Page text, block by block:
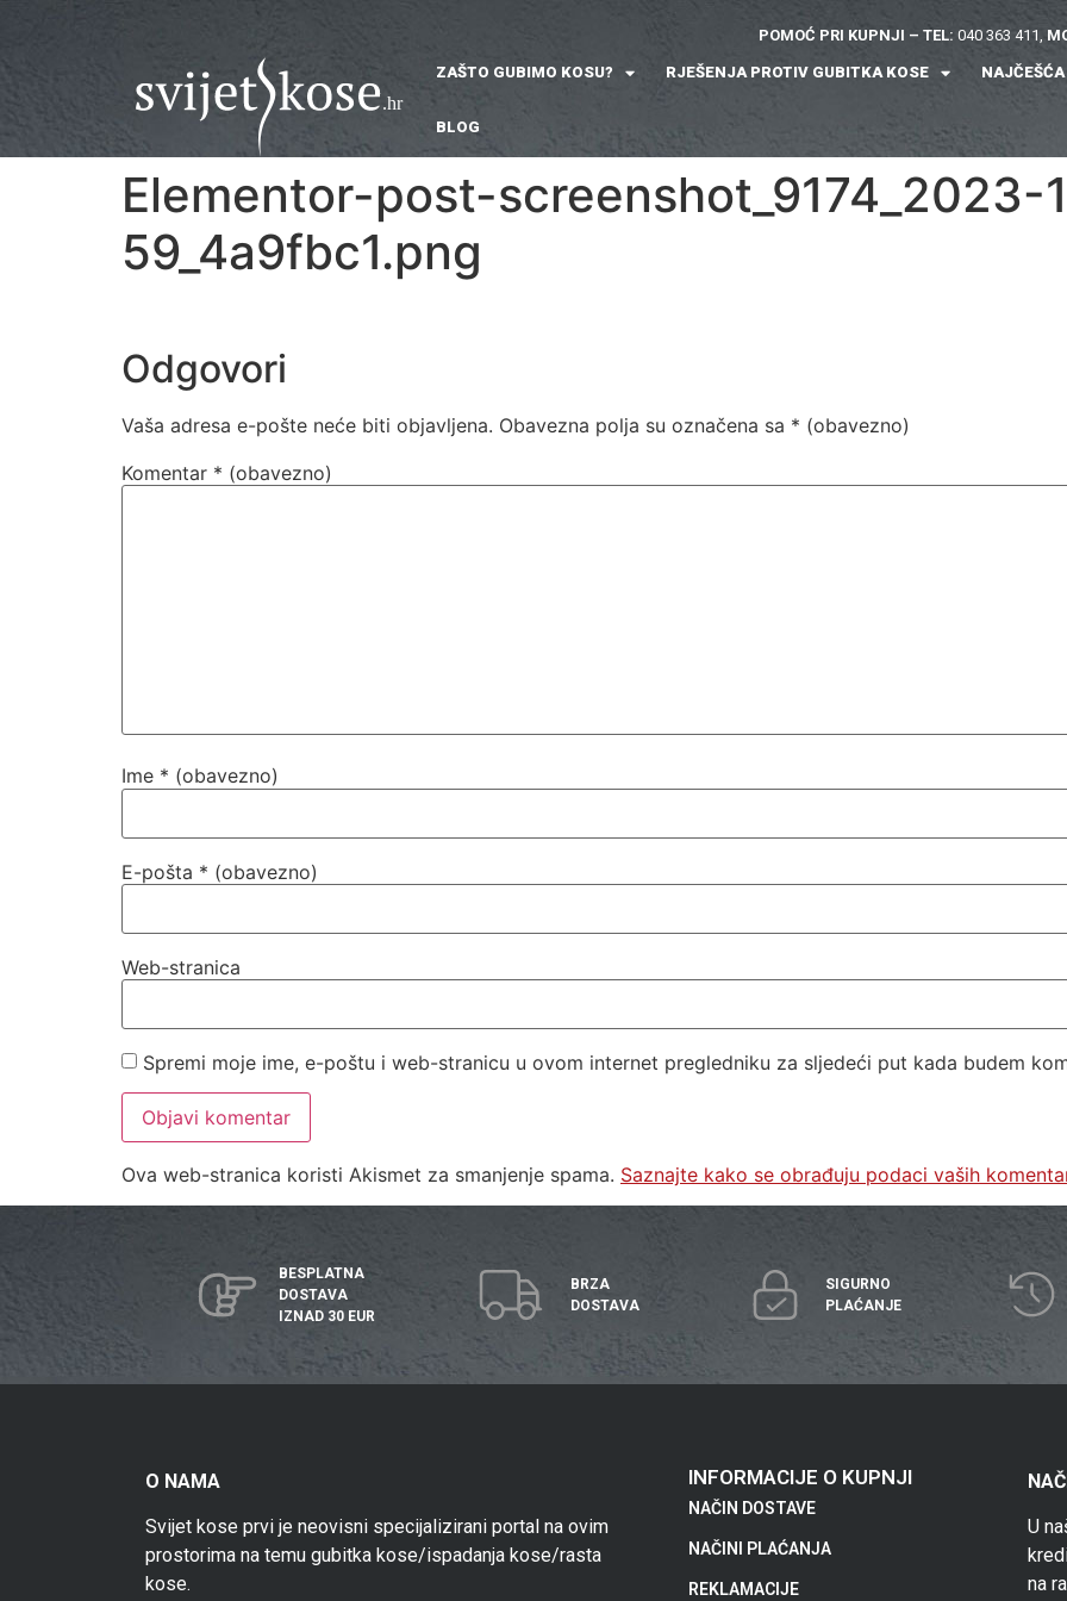
POMOĆ PRI KUPNJI – TEL: 040 363 411,
ZAŠTO GUBIMO KOSU? RJEŠENJA PROTIV GUBITKA KOSE
BLOG
Elementor-post-
59_4a9fbc1.png
Odgovori
Vaša adresa e-pošte neće biti objavljena. Obavezna polja su označena sa * (obavezno)
Komentar * (obavezno)
Ime * (obavezno)
E-pošta * (obavezno)
Web-stranica
Spremi moje ime, e-poštu i web-stranicu u ovom internet pregledniku za sljedeći put kada budem
Ova web-stranica koristi Akismet za smanjenje spama. Saznajte kako se obrađuju podaci vaših
BESPLATNA
DOSTAVA
IZNAD 30 EUR
BRZA
DOSTAVA
SIGURNO
PLAĆANJE
O NAMA
Svijet kose prvi je neovisni specijalizirani portal na ovim
prostorima na temu gubitka kose/ispadanja kose/rasta
kose.
INFORMACIJE O KUPNJI
NAČIN DOSTAVE
NAČINI PLAĆANJA
REKLAMACIJE
U
na